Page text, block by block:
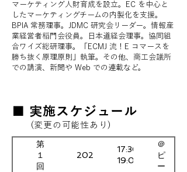
マーケティング人財育成を設立。EC を中心と
したマーケティングチームの内製化を支援。
BPIA 常務理事。JDMC 研究会リーダー。情報産
業経営者稲門会役員。日本道経会理事。協同組
合ワイズ総研理事。「ECMJ 流！E コマースを
勝ち抜く原理原則」執筆。その他、商工会議所
での講演、新聞や Web での連載など。
■ 実施スケジュール
(変更の可能性あり)
第
１
回
2026/2/20（金）
17:30〜
19:00
＠
ピ
ー